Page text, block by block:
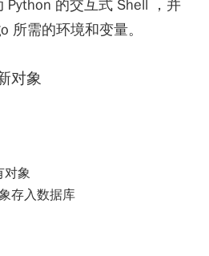
Python 的交互式 Shell ，并
所需的环境和变量。
对象
对象
存入数据库